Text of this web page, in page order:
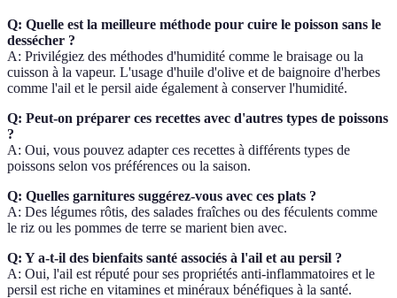
Q: Quelle est la meilleure méthode pour cuire le poisson sans le
dessécher ?
A: Privilégiez des méthodes d'humidité comme le braisage ou la
cuisson à la vapeur. L'usage d'huile d'olive et de baignoire d'herbes
comme l'ail et le persil aide également à conserver l'humidité.
Q: Peut-on préparer ces recettes avec d'autres types de poissons
?
A: Oui, vous pouvez adapter ces recettes à différents types de
poissons selon vos préférences ou la saison.
Q: Quelles garnitures suggérez-vous avec ces plats ?
A: Des légumes rôtis, des salades fraîches ou des féculents comme
le riz ou les pommes de terre se marient bien avec.
Q: Y a-t-il des bienfaits santé associés à l'ail et au persil ?
A: Oui, l'ail est réputé pour ses propriétés anti-inflammatoires et le
persil est riche en vitamines et minéraux bénéfiques à la santé.